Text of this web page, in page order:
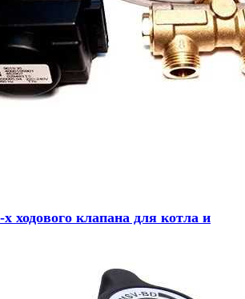
ходового клапана для котла и